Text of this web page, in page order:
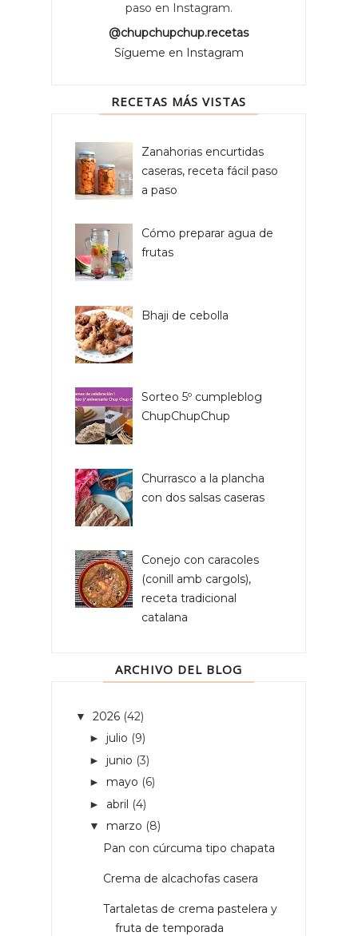
paso en Instagram.
@chupchupchup.recetas
Sígueme en Instagram
RECETAS MÁS VISTAS
Zanahorias encurtidas
caseras, receta fácil paso
a paso
Cómo preparar agua de
frutas
Bhaji de cebolla
Sorteo 5º cumpleblog
ChupChupChup
Churrasco a la plancha
con dos salsas caseras
Conejo con caracoles
(conill amb cargols),
receta tradicional
catalana
ARCHIVO DEL BLOG
▼ 2026 (42)
► julio (9)
► junio (3)
► mayo (6)
► abril (4)
▼ marzo (8)
Pan con cúrcuma tipo chapata
Crema de alcachofas casera
Tartaletas de crema pastelera y
fruta de temporada